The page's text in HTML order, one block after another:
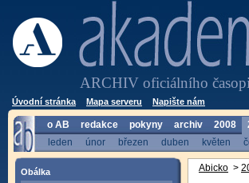
Úvodní stránka Mapa serveru Napište nám
ARCHIV oficiálního
o AB redakce pokyny archiv 2008
leden
únor březen duben květen
Obálka
Abicko >